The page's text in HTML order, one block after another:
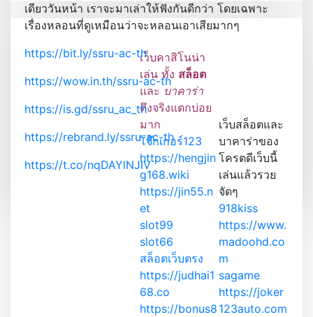
เดียววันหน้า เราจะมาเล่าให้ฟังกันดีกว่า โดยเฉพาะ
เรื่องหลอนที่ดูเหมือนว่าจะหลอนเอาเสียมากๆ
https://bit.ly/ssru-ac-th
https://wow.in.th/ssru-ac-th
https://is.gd/ssru_ac_th
https://rebrand.ly/ssru-ac-th
https://t.co/nqDAYlNJIV
เว็บคาสิโนน่า
เล่น ทั้ง สล็อต
และ บาคาร่า
ตึงจริงแตกบ่อย
มาก
โจ๊กเกอร์123
https://hengjin
g168.wiki
https://jin55.n
et
slot99
slot66
สล็อตเว็บตรง
https://judhai1
68.co
https://bonus8
เว็บสล็อตและ
บาคาร่าของ
โครตดีเว็บนี้
เล่นแล้วรวย
จัดๆ
918kiss
https://www.
madoohd.co
m
sagame
https://joker
123auto.com